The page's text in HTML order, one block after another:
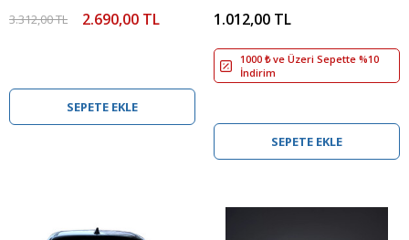
3.312,00 TL 2.690,00 TL
SEPETE EKLE
1.012,00 TL
1000 ₺ ve Üzeri Sepette %10
İndirim
SEPETE EKLE